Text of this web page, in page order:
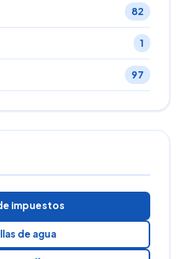
82
1
97
impuestos
de agua